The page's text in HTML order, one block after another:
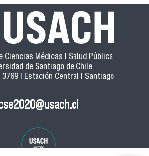
Ciencias Médicas | Salud Pública
de Santiago de Chile
3769 | Estación Central | Santiago